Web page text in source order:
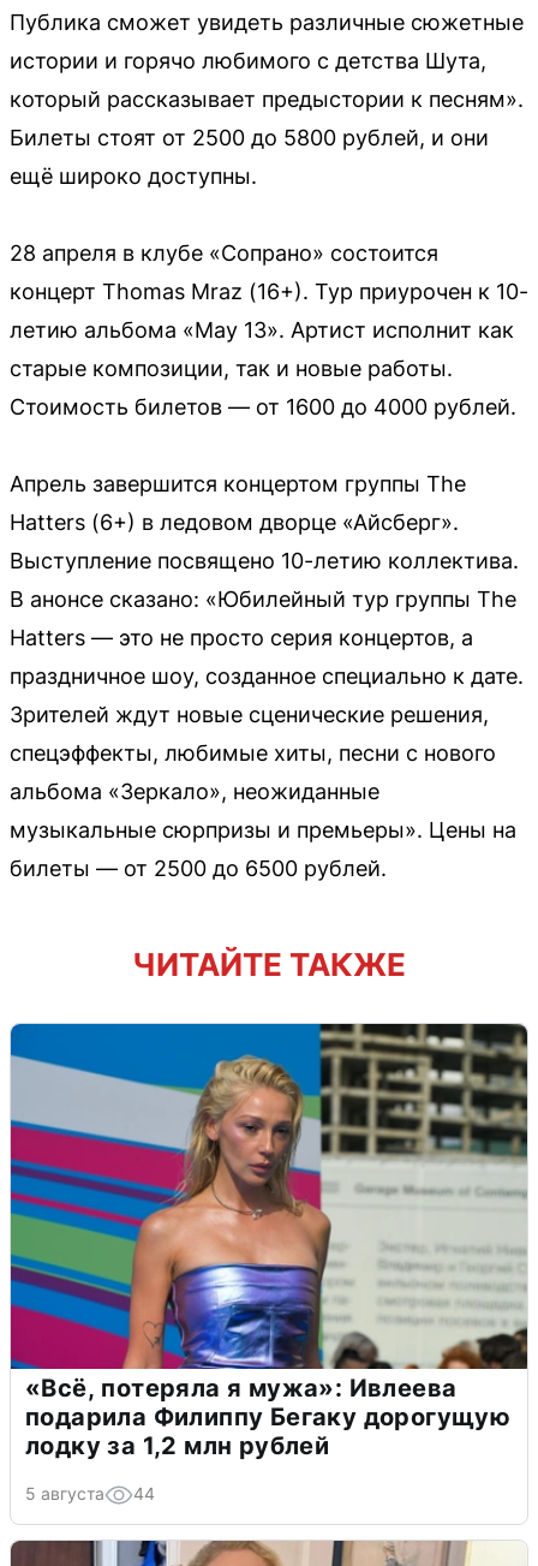
Публика сможет увидеть различные сюжетные
истории и горячо любимого с детства Шута,
который рассказывает предыстории к песням».
Билеты стоят от 2500 до 5800 рублей, и они
ещё широко доступны.
28 апреля в клубе «Сопрано» состоится
концерт Thomas Mraz (16+). Тур приурочен к 10-
летию альбома «May 13». Артист исполнит как
старые композиции, так и новые работы.
Стоимость билетов — от 1600 до 4000 рублей.
Апрель завершится концертом группы The
Hatters (6+) в ледовом дворце «Айсберг».
Выступление посвящено 10-летию коллектива.
В анонсе сказано: «Юбилейный тур группы The
Hatters — это не просто серия концертов, а
праздничное шоу, созданное специально к дате.
Зрителей ждут новые сценические решения,
спецэффекты, любимые хиты, песни с нового
альбома «Зеркало», неожиданные
музыкальные сюрпризы и премьеры». Цены на
билеты — от 2500 до 6500 рублей.
ЧИТАЙТЕ ТАКЖЕ
«Всё, потеряла я мужа»: Ивлеева
подарила Филиппу Бегаку дорогущую
лодку за 1,2 млн рублей
5 августа 44